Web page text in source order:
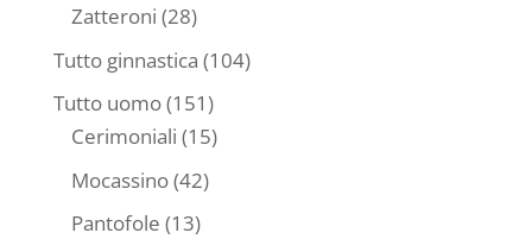
Zatteroni 2828
prodotti
Tutto ginnastica 104104
Tutto uomo 151151
prodotti
Cerimoniali 1515
Mocassino 4242
Pantofole 1313